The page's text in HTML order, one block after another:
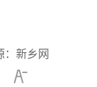
：新乡网